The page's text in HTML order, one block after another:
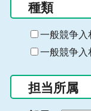
種類
一般競争入
一般競争入
担当所属